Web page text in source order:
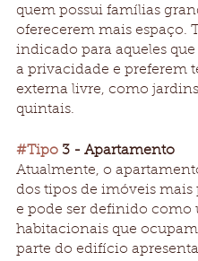
quem possui famílias
oferecerem mais espaço.
indicado para aqueles
a privacidade e preferem
externa livre, como
quintais.
#Tipo 3 - Apartamento
Atualmente, o
dos tipos de imóveis mais
e pode ser definido como
habitacionais que
parte do edifício